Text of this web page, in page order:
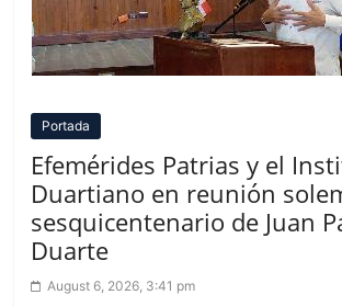
Portada
Efemérides Patrias y el
Duartiano en reunión
sesquicentenario de Juan
Duarte
August 6, 2026, 3:41 pm